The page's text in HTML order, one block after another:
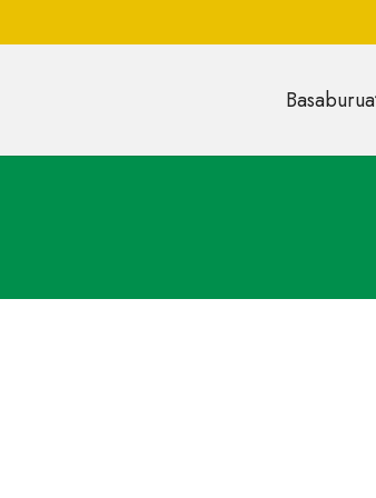
Basaburua